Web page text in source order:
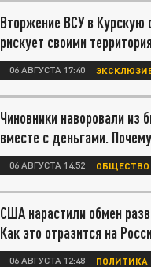
Вторжение ВСУ в Курскую
рискует своими
06 АВГУСТА 17:40
Чиновники наворовали
вместе с деньгами.
06 АВГУСТА 14:52 ОБЩЕСТВО
США нарастили обмен
Как это отразится на
06 АВГУСТА 12:48 ПОЛИТИКА